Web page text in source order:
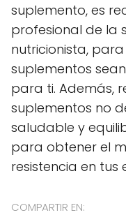
suplemento, es
profesional de la
nutricionista,
suplementos
para ti. Además,
suplementos no
saludable y
para obtener el
resistencia en tus
COMPARTIR EN: